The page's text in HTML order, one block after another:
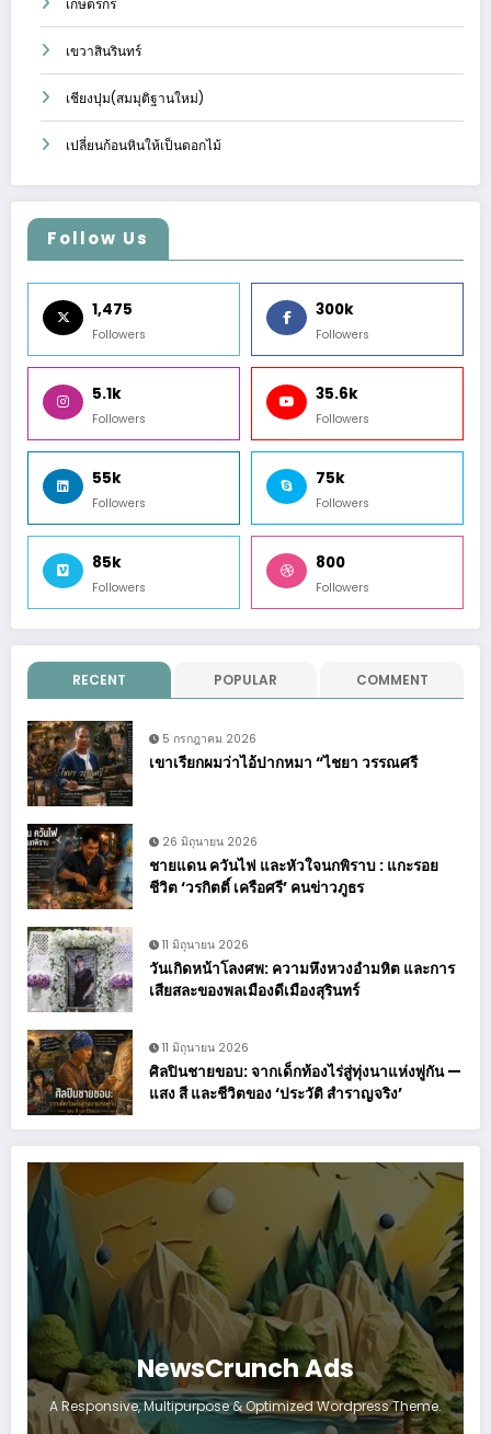
เกษตรกร
เขวาสินรินทร์
เชียงปุม(สมมุติฐานใหม่)
เปลี่ยนก้อนหินให้เป็นดอกไม้
Follow Us
1,475
Followers
300k
Followers
5.1k
Followers
35.6k
Followers
55k
Followers
75k
Followers
85k
Followers
800
Followers
RECENT POPULAR COMMENT
5 กรกฎาคม 2026
เขาเรียกผมว่าไอ้ปากหมา “ไชยา วรรณศรี
26 มิถุนายน 2026
ชายแดน ควันไฟ และหัวใจนกพิราบ : แกะรอย
ชีวิต ‘วรกิตติ์ เครือศรี’ คนข่าวภูธร
11 มิถุนายน 2026
วันเกิดหน้าโลงศพ: ความหึงหวงอำมหิต และการ
เสียสละของพลเมืองดีเมืองสุรินทร์
11 มิถุนายน 2026
ศิลปินชายขอบ: จากเด็กท้องไร่สู่ทุ่งนาแห่งพู่กัน —
แสง สี และชีวิตของ ‘ประวัติ สำราญจริง’
NewsCrunch Ads
A Responsive, Multipurpose & Optimized Wordpress Theme.